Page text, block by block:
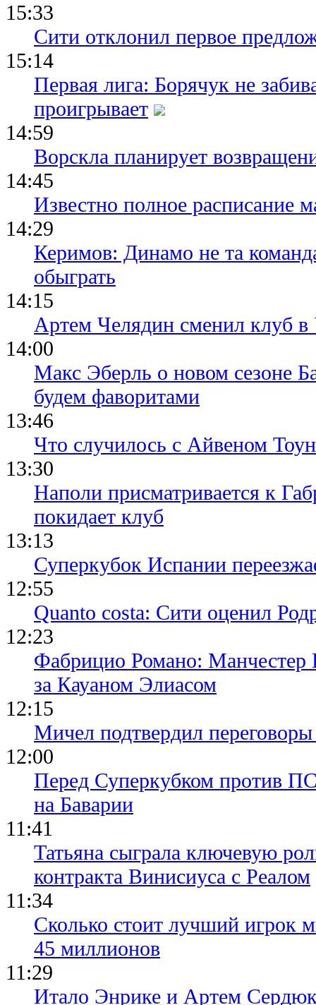
15:33
Сити отклонил первое
15:14
Первая лига: Борячук не
проигрывает
14:59
Ворскла планирует
14:45
Известно полное расписание
14:29
Керимов: Динамо не та
обыграть
14:15
Артем Челядин сменил клуб
14:00
Макс Эберль о новом сезоне
будем фаворитами
13:46
Что случилось с Айвеном
13:30
Наполи присматривается к
покидает клуб
13:13
Суперкубок Испании
12:55
Quanto costa: Сити оценил
12:23
Фабрицио Романо: Манчестер
за Кауаном Элиасом
12:15
Мичел подтвердил
12:00
Перед Суперкубком против
на Баварии
11:41
Татьяна сыграла ключевую
контракта Винисиуса с Реалом
11:34
Сколько стоит лучший игрок
45 миллионов
11:29
Итало Энрике и Артем